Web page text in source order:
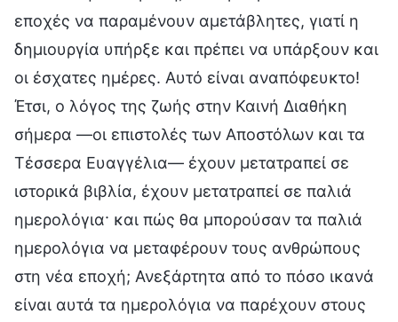
εποχές να παραμένουν αμετάβλητες, γιατί η
δημιουργία υπήρξε και πρέπει να υπάρξουν και
οι έσχατες ημέρες. Αυτό είναι αναπόφευκτο!
Έτσι, ο λόγος της ζωής στην Καινή Διαθήκη
σήμερα —οι επιστολές των Αποστόλων και τα
Τέσσερα Ευαγγέλια— έχουν μετατραπεί σε
ιστορικά βιβλία, έχουν μετατραπεί σε παλιά
ημερολόγια· και πώς θα μπορούσαν τα παλιά
ημερολόγια να μεταφέρουν τους ανθρώπους
στη νέα εποχή; Ανεξάρτητα από το πόσο ικανά
είναι αυτά τα ημερολόγια να παρέχουν στους